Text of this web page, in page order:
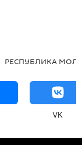
РЕСПУБЛИКА
VK